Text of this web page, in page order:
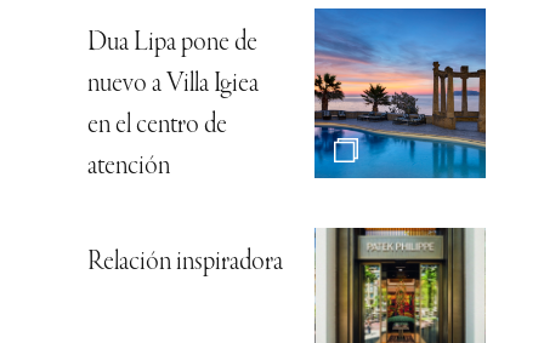
Dua Lipa pone de
nuevo a Villa Igiea
en el centro de
atención
Relación inspiradora